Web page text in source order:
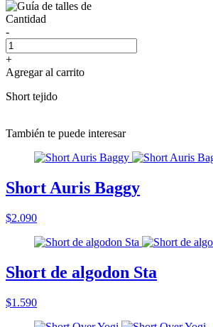
Cantidad
-
+
Agregar al carrito
Short tejido
También te puede interesar
Short Auris Baggy
$2.090
Short de algodon Sta
$1.590